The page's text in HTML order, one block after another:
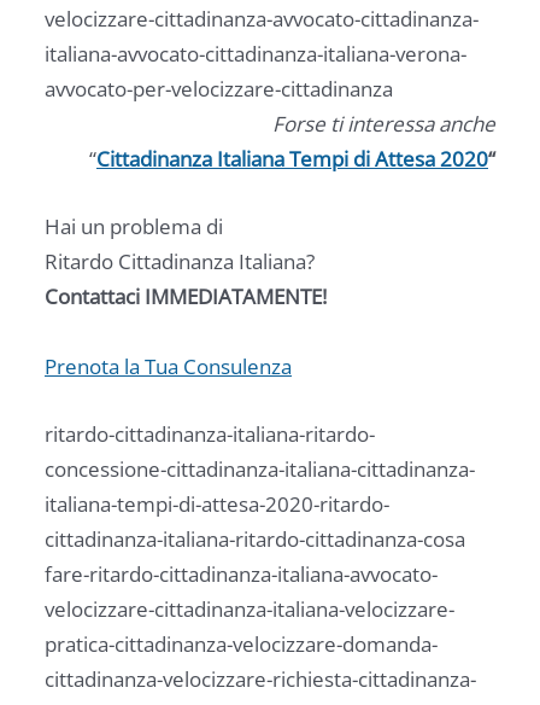
velocizzare-cittadinanza-avvocato-cittadinanza-
italiana-avvocato-cittadinanza-italiana-verona-
avvocato-per-velocizzare-cittadinanza
Forse ti interessa anche
“Cittadinanza Italiana Tempi di Attesa 2020“
Hai un problema di
Ritardo Cittadinanza Italiana?
Contattaci IMMEDIATAMENTE!
Prenota la Tua Consulenza
ritardo-cittadinanza-italiana-ritardo-
concessione-cittadinanza-italiana-cittadinanza-
italiana-tempi-di-attesa-2020-ritardo-
cittadinanza-italiana-ritardo-cittadinanza-cosa
fare-ritardo-cittadinanza-italiana-avvocato-
velocizzare-cittadinanza-italiana-velocizzare-
pratica-cittadinanza-velocizzare-domanda-
cittadinanza-velocizzare-richiesta-cittadinanza-